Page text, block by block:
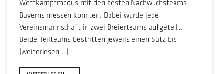
Wettkampfmodus mit den besten Nachwuchsteams
Bayerns messen konnten. Dabei wurde jede
Vereinsmannschaft in zwei Dreierteams aufgeteilt.
Beide Teilteams bestritten jeweils einen Satz bis
[weiterlesen …]